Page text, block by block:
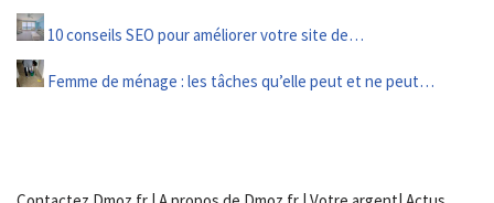
10 conseils SEO pour améliorer votre site de…
Femme de ménage : les tâches qu’elle peut et ne peut…